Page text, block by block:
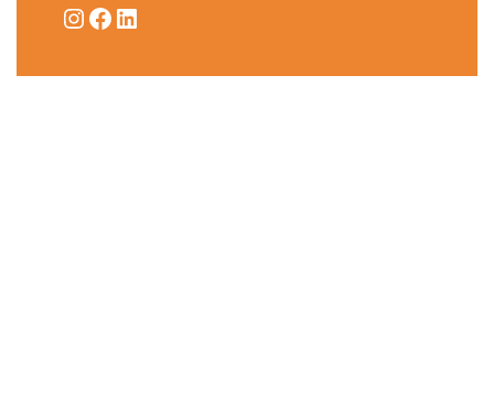
Instagram
Facebook
LinkedIn